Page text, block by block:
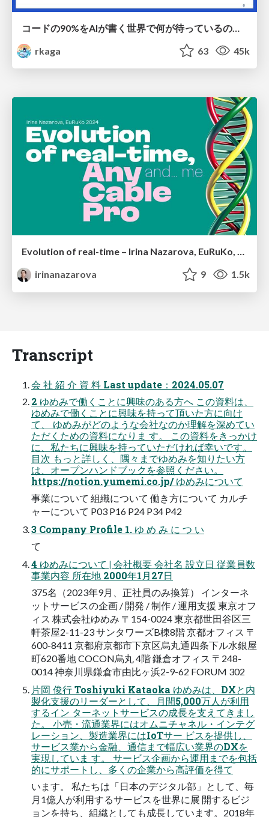
rkaga
63 45k
Evolution of real-time – Irina Nazarova, EuRuKo, 2024
irinanazarova
9 1.5k
Transcript
会 社 紹 介 資 料 Last update：2024.05.07
2 ゆめみで働くことに興味のある方へ この資料は、
ゆめみで働くことに興味を持って頂いた方に向け
て、 ゆめみがどのような会社なのか理解を深めてい
ただくための資料になりま す。 この資料をきっかけ
に、私たちに興味を持っていただければ幸いです。
目次 もっと詳しく、隅々までゆめみを知りたい方
は、オープンハンドブックを参照ください。
https://notion.yumemi.co.jp/ ゆめみについて
事業について 組織について 働き方について カルチ
ャーについて P03 P16 P24 P34 P42
3 Company Profile 1. ゆ め み に つ い
て
4 ゆめみについて | 会社概要 会社名 設立日 従業員数
事業内容 所在地 2000年1月27日
375名（2023年9月、正社員のみ換算） インターネ
ットサービスの企画 / 開発 / 制作 / 運用支援 東京オフ
ィス 株式会社ゆめみ 〒154-0024 東京都世田谷区三
軒茶屋2-11-23 サンタワーズB棟8階 京都オフィス 〒
600-8411 京都府京都市下京区烏丸通四条下ル水銀屋
町620番地 COCON烏丸 4階 鎌倉オフィス 〒248-
0014 神奈川県鎌倉市由比ヶ浜2-9-62 FORUM 302
片岡 俊行 Toshiyuki Kataoka ゆめみは、DXと内
製化支援のリーダーとして、月間5,000万人が利用
するイン ターネットサービスの成長を支えてきまし
た。 小売・流通業界にはオムニチャネル・インテグ
レーション、製造業界にはIoTサー ビスを提供し、
サービス業から金融、通信まで幅広い業界のDXを
実現していま す。 サービス企画から運用までを包括
的にサポートし、多くの企業から高評価を得て
います。 私たちは「日本のデジタル部」として、毎
月1億人が利用するサービスを世界に展 開するビジ
ョンを持ち、組織としても成長しています。2018年